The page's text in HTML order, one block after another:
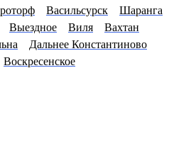
Васильсурск
Шаранга
Выездное Виля
Вахтан
Дальнее Константиново
Воскресенское